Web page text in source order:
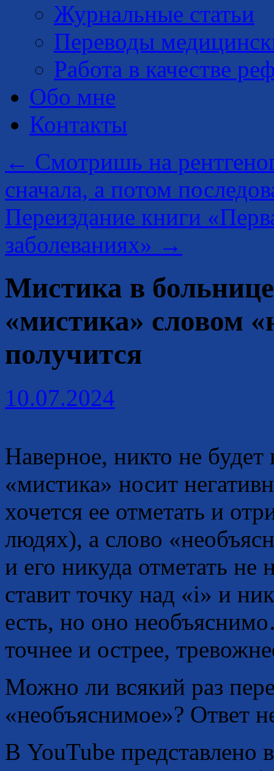
Журнальные статьи
Переводы
Работа в качестве
Обо мне
Контакты
← Смотришь на
сначала, а потом
Переиздание книги
заболеваниях» →
Мистика в
«мистика» словом
получится
10.07.2024
Наверное, никто не будет
«мистика» носит
хочется ее отметать и
людях), а слово
и его никуда отметать
ставит точку над «i» и
есть, но оно
точнее и острее,
Можно ли всякий раз
«необъяснимое»? Ответ
В YouTube представлено